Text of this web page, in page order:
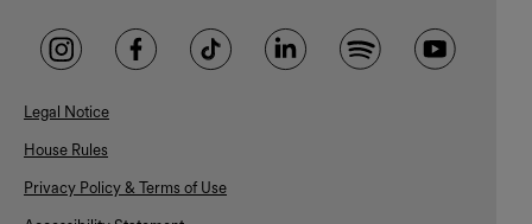
Legal Notice
House Rules
Privacy Policy & Terms of Use